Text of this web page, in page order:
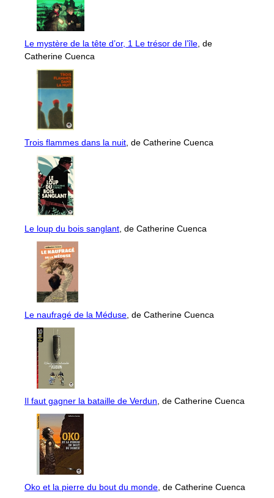
Le mystère de la tête d’or, 1 Le trésor de l’île , de
Catherine Cuenca
Trois flammes dans la nuit , de Catherine Cuenca
Le loup du bois sanglant , de Catherine Cuenca
Le naufragé de la Méduse , de Catherine Cuenca
Il faut gagner la bataille de Verdun , de Catherine Cuenca
Oko et la pierre du bout du monde , de Catherine Cuenca